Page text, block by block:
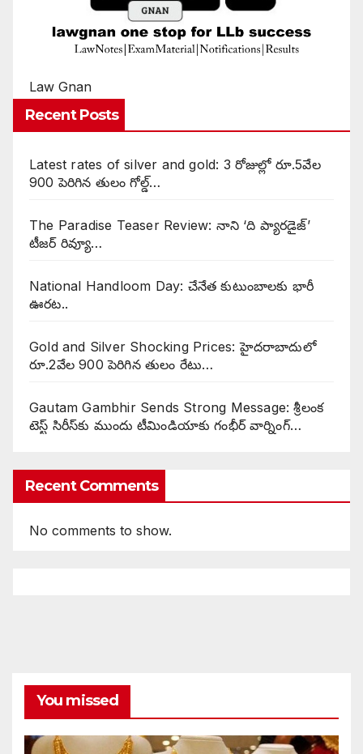
Law Gnan
Recent Posts
Latest rates of silver and gold: 3 రోజుల్లో రూ.5వేల
900 పెరిగిన తులం గోల్డ్…
The Paradise Teaser Review: నాని ‘ది ప్యారడైజ్’
టీజర్ రివ్యూ…
National Handloom Day: చేనేత కుటుంబాలకు భారీ
ఊరట..
Gold and Silver Shocking Prices: హైదరాబాదులో
రూ.2వేల 900 పెరిగిన తులం రేటు…
Gautam Gambhir Sends Strong Message: శ్రీలంక
టెస్ట్ సిరీస్‌కు ముందు టీమిండియాకు గంభీర్ వార్నింగ్…
Recent Comments
No comments to show.
You missed